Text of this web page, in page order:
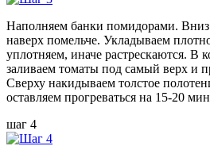
Наполняем банки помидорами.
наверх помельче. Укладываем
уплотняем, иначе растрескаются. В
заливаем томаты под самый верх и
Сверху накидываем толстое
оставляем прогреваться на 15-20
шаг 4